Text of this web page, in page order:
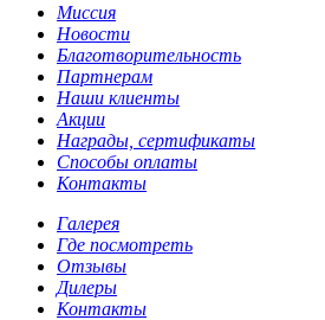
Миссия
Новости
Благотворительность
Партнерам
Наши клиенты
Акции
Награды, сертификаты
Способы оплаты
Контакты
Галерея
Где посмотреть
Отзывы
Дилеры
Контакты